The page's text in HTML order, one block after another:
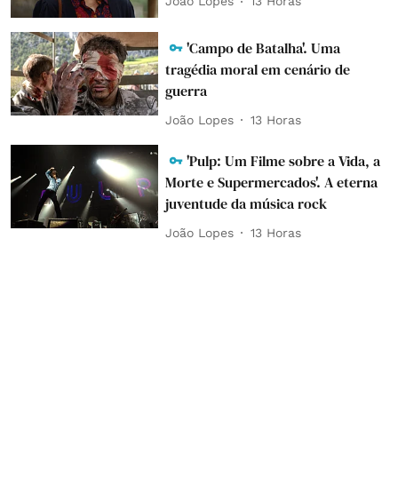
'Campo de Batalha'. Uma
tragédia moral em cenário de
guerra
João Lopes 13 Horas
'Pulp: Um Filme sobre a Vida, a
Morte e Supermercados'. A eterna
juventude da música rock
João Lopes 13 Horas